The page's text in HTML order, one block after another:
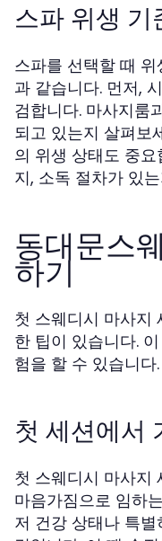
스파 위생 기
스파를 선택할 때
과 같습니다. 먼저,
검합니다. 마사지룸
되고 있는지 살펴보
의 위생 상태도 중
지, 소독 절차가 있
동대문스
하기
첫 스웨디시 마사지
한 팁이 있습니다.
험을 할 수 있습니다.
첫 세션에서
첫 스웨디시 마사지
마음가짐으로 임하
저 건강 상태나 특